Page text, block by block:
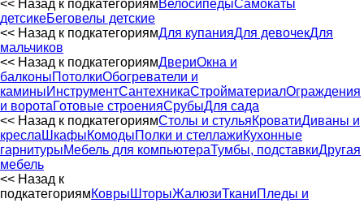
<< Назад к подкатегориямВелосипедыСамокаты
детсикеБеговелы детские
<< Назад к подкатегориямДля купанияДля девочекДля
мальчиков
<< Назад к подкатегориямДвериОкна и
балконыПотолкиОбогреватели и
каминыИнструментСантехникаСтройматериалОграждения
и воротаГотовые строенияСрубыДля сада
<< Назад к подкатегориямСтолы и стульяКроватиДиваны и
кресла ШкафыКомодыПолки и стеллажиКухонные
гарнитурыМебель для компьютераТумбы, подставкиДругая
мебель
<< Назад к
подкатегориямКовры ШторыЖалюзиТканиПледы и